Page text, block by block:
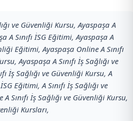
ve Güvenliği Kursu, Ayaspaşa A
A Sınıfı İSG Eğitimi, Ayaspaşa A
Eğitimi, Ayaspaşa Online A Sınıfı
Ayaspaşa A Sınıfı İş Sağlığı ve
İş Sağlığı ve Güvenliği Kursu, A
İSG Eğitimi, A Sınıfı İş Sağlığı ve
Sınıfı İş Sağlığı ve Güvenliği Kursu,
Kursları,